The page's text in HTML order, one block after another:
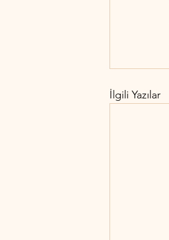
İlgili Yazılar